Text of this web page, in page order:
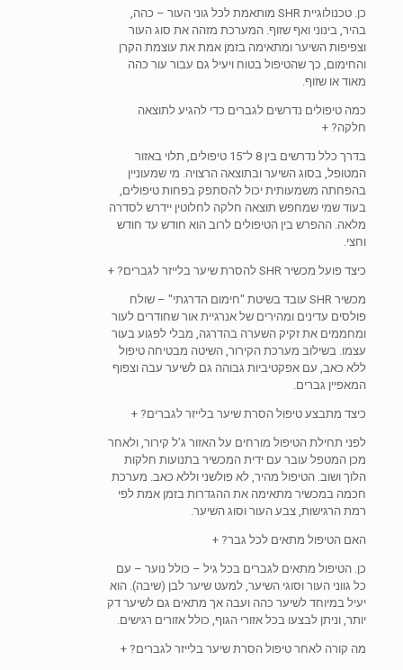
כן. טכנולוגיית SHR מותאמת לכל גוני העור – כהה,
בהיר, בינוני ואף שזוף. המערכת מזהה את סוג העור
וצפיפות השיער ומתאימה בזמן אמת את עוצמת הקרן
והחימום, כך שהטיפול בטוח ויעיל גם עבור עור כהה
מאוד או שזוף.
כמה טיפולים נדרשים לגברים כדי להגיע לתוצאה
חלקה? +
בדרך כלל נדרשים בין 8 ל־15 טיפולים, תלוי באזור
המטופל, בסוג השיער ובתוצאה הרצויה. מי שמעוניין
בהפחתה משמעותית יכול להסתפק בפחות טיפולים,
בעוד שמי שמחפש תוצאה חלקה לחלוטין יידרש לסדרה
מלאה. ההפרש בין הטיפולים לרוב הוא חודש עד חודש
וחצי.
כיצד פועל מכשיר SHR להסרת שיער בלייזר לגברים? +
מכשיר SHR עובד בשיטת "חימום הדרגתי" – שולח
פולסים עדינים ומהירים של אנרגיית אור שחודרים לעור
ומחממים את זקיק השערה בהדרגה, מבלי לפגוע בעור
עצמו. בשילוב מערכת הקירור, השיטה מבטיחה טיפול
ללא כאב, עם אפקטיביות גבוהה גם לשיער עבה וצפוף
המאפיין גברים.
כיצד מתבצע טיפול הסרת שיער בלייזר לגברים? +
לפני תחילת הטיפול מורחים על האזור ג’ל קירור, ולאחר
מכן המטפל עובר עם ידית המכשיר בתנועות חלקות
הלוך ושוב. הטיפול מהיר, לא פולשני וללא כאב. מערכת
חכמה במכשיר מתאימה את ההגדרות בזמן אמת לפי
רמת הרגישות, צבע העור וסוג השיער.
האם הטיפול מתאים לכל גבר? +
כן. הטיפול מתאים לגברים בכל גיל – כולל נוער – עם
כל גווני העור וסוגי השיער, למעט שיער לבן (שיבה). הוא
יעיל במיוחד לשיער כהה ועבה אך מתאים גם לשיער דק
יותר, וניתן לבצעו בכל אזורי הגוף, כולל אזורים רגישים.
מה קורה לאחר טיפול הסרת שיער בלייזר לגברים? +